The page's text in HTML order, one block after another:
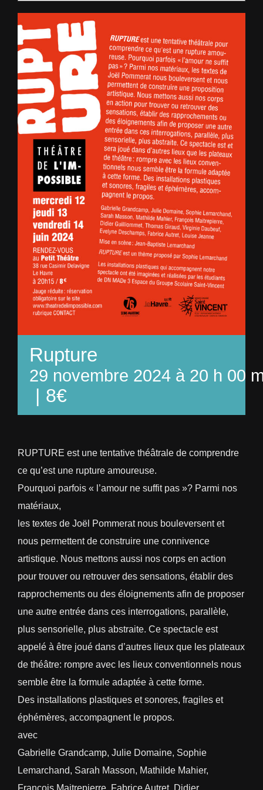
Rupture
29 novembre 2024 à 20 h 00
| 8€
RUPTURE est une tentative théâtrale de comprendre
ce qu’est une rupture amoureuse.
Pourquoi parfois « l’amour ne suffit pas »? Parmi nos
matériaux,
les textes de Joël Pommerat nous bouleversent et
nous permettent de construire une connivence
artistique. Nous mettons aussi nos corps en action
pour trouver ou retrouver des sensations, établir des
rapprochements ou des éloignements afin de proposer
une autre entrée dans ces interrogations, parallèle,
plus sensorielle, plus abstraite. Ce spectacle est
appelé à être joué dans d’autres lieux que les plateaux
de théâtre: rompre avec les lieux conventionnels nous
semble être la formule adaptée à cette forme.
Des installations plastiques et sonores, fragiles et
éphémères, accompagnent le propos.
avec
Gabrielle Grandcamp, Julie Domaine, Sophie
Lemarchand, Sarah Masson, Mathilde Mahier,